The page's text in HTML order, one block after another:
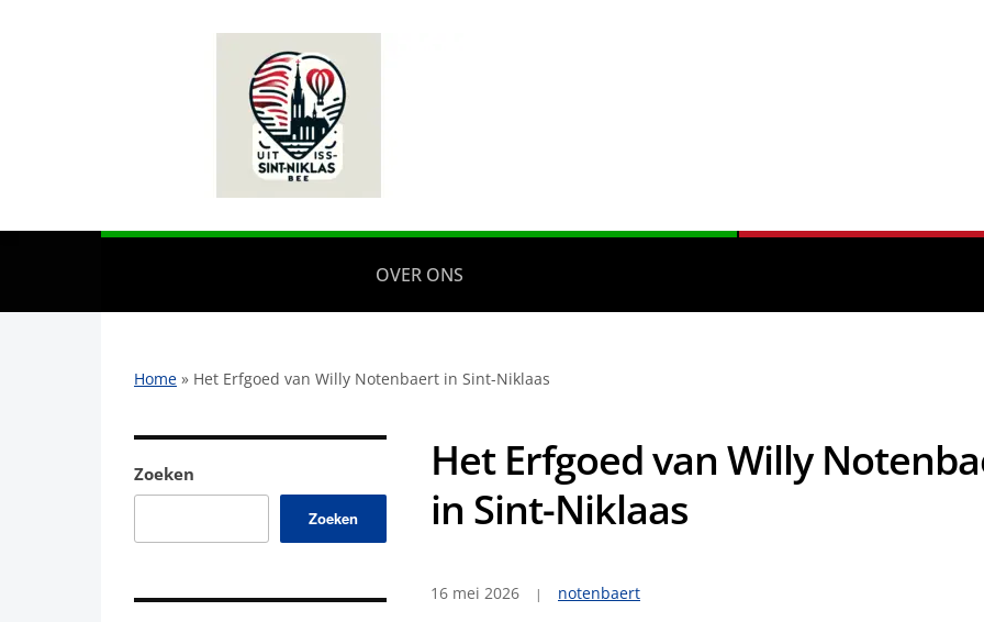
OVER ONS
Home » Het Erfgoed van Willy Notenbaert in Sint-Niklaas
Zoeken
Zoeken
Het Erfgoed van Willy
in Sint-Niklaas
16 mei 2026 notenbaert